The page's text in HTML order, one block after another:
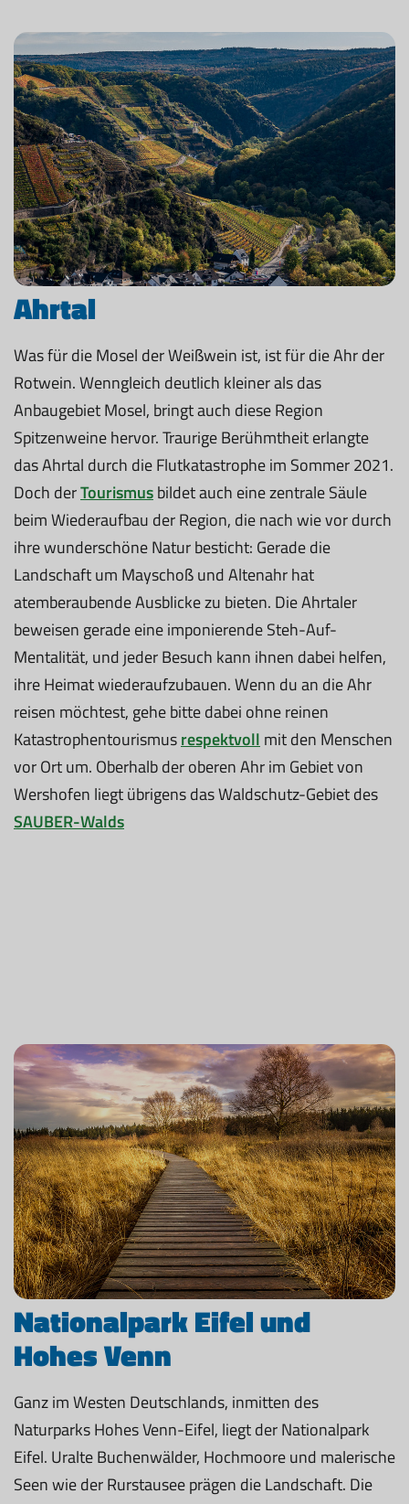
Ahrtal
Was für die Mosel der Weißwein ist, ist für die Ahr der
Rotwein. Wenngleich deutlich kleiner als das
Anbaugebiet Mosel, bringt auch diese Region
Spitzenweine hervor. Traurige Berühmtheit erlangte
das Ahrtal durch die Flutkatastrophe im Sommer 2021.
Doch derTourismusbildet auch eine zentrale Säule
beim Wiederaufbau der Region, die nach wie vor durch
ihre wunderschöne Natur besticht: Gerade die
Landschaft um Mayschoß und Altenahr hat
atemberaubende Ausblicke zu bieten. Die Ahrtaler
beweisen gerade eine imponierende Steh-Auf-
Mentalität, und jeder Besuch kann ihnen dabei helfen,
ihre Heimat wiederaufzubauen. Wenn du an die Ahr
reisen möchtest, gehe bitte dabei ohne reinen
Katastrophentourismusrespektvollmit den Menschen
vor Ort um. Oberhalb der oberen Ahr im Gebiet von
Wershofen liegt übrigens das Waldschutz-Gebiet des
SAUBER-Walds
Nationalpark Eifel und
Hohes Venn
Ganz im Westen Deutschlands, inmitten des
Naturparks Hohes Venn-Eifel, liegt der Nationalpark
Eifel. Uralte Buchenwälder, Hochmoore und malerische
Seen wie der Rurstausee prägen die Landschaft. Die